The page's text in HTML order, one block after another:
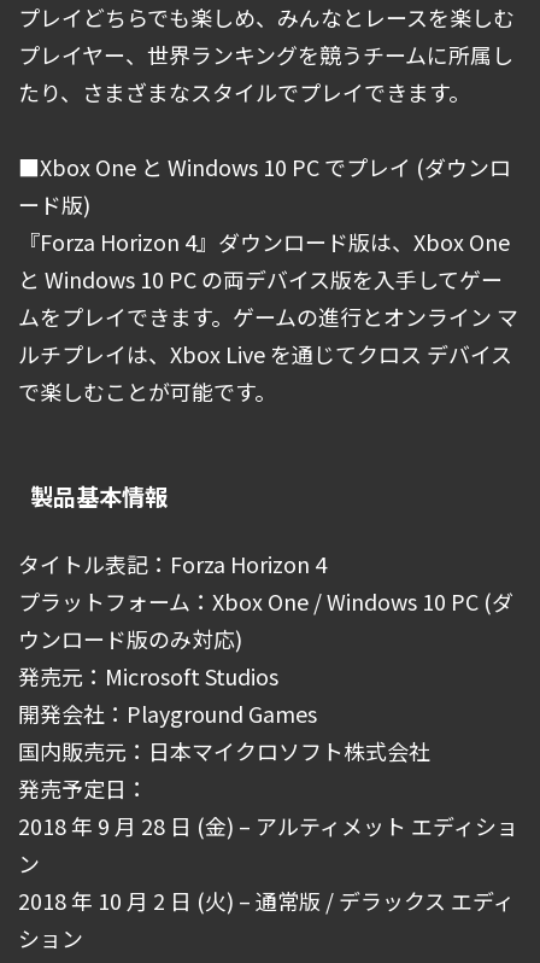
プレイどちらでも楽しめ、みんなとレースを楽しむ
プレイヤー、世界ランキングを競うチームに所属し
たり、さまざまなスタイルでプレイできます。
■Xbox One と Windows 10 PC でプレイ (ダウンロ
ード版)
『Forza Horizon 4』ダウンロード版は、Xbox One
と Windows 10 PC の両デバイス版を入手してゲー
ムをプレイできます。ゲームの進行とオンライン マ
ルチプレイは、Xbox Live を通じてクロス デバイス
で楽しむことが可能です。
製品基本情報
タイトル表記：Forza Horizon 4
プラットフォーム：Xbox One / Windows 10 PC (ダ
ウンロード版のみ対応)
発売元：Microsoft Studios
開発会社：Playground Games
国内販売元：日本マイクロソフト株式会社
発売予定日：
2018 年 9 月 28 日 (金) – アルティメット エディショ
ン
2018 年 10 月 2 日 (火) – 通常版 / デラックス エディ
ション